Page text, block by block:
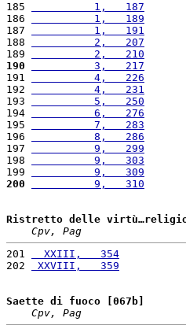
185
          1,   187
186
          1,   189
187
          1,   191
188
          2,   207
189
          2,   210
190
          3,   217
191
          4,   226
192
          4,   231
193
          5,   250
194
          6,   276
195
          7,   283
196
          8,   286
197
          9,   299
198
          9,   303
199
          9,   309
200
          9,   310
Ristretto delle
Cpv, Pag
201
  XXIII,   354
202
XXVIII,   359
Saette di fuoco [067b]
Cpv, Pag